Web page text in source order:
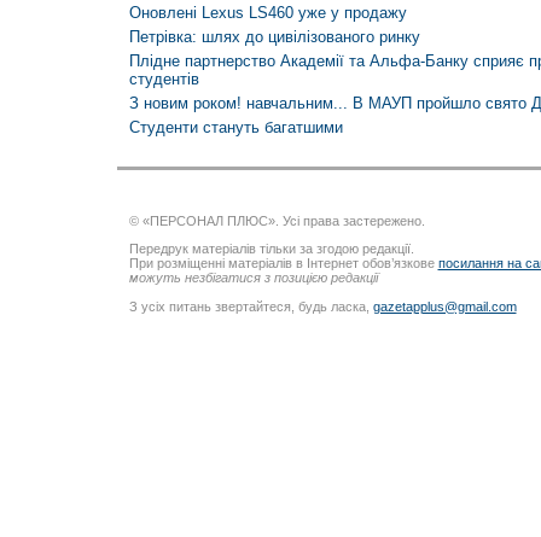
Оновлені Lexus LS460 уже у продажу
Петрівка: шлях до цивілізованого ринку
Плідне партнерство Академії та Альфа-Банку сприяє
студентів
З новим роком! навчальним... В МАУП пройшло
Студенти стануть багатшими
© «ПЕРСОНАЛ ПЛЮС». Усі права застережено.
Передрук матеріалів тільки за згодою редакції.
При розміщенні матеріалів в Інтернет обов’язкове посилання на
можуть незбігатися з позицією редакції
З усіх питань звертайтеся, будь ласка, gazetapplus@gmail.com